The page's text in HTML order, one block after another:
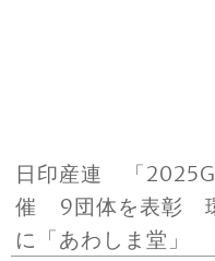
日印産連 「
催 9団体を表彰
に「あわしま堂」